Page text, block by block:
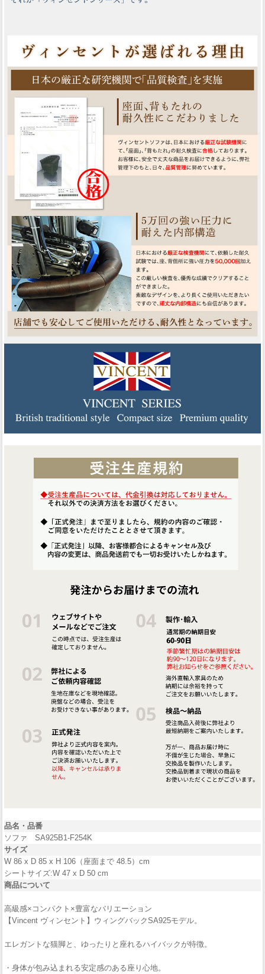
品名・品番
ソファ SA925B1-F254K
サイズ
W 86 x D 85 x H 106（座面まで 48.5）cm
シートサイズ:W 47 x D 50 cm
商品について
高級感×コンパクト×豊富なバリエーション
【Vincent ヴィンセント】ウィングバックSA925モデル。
エレガントな猫脚と、ゆったりと座れるハイバックが特徴。
・身体が包み込まれる安定感のある座り心地。